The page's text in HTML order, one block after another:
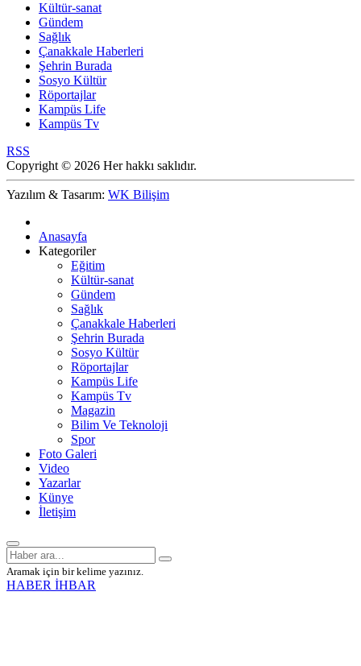
Kültür-sanat
Gündem
Sağlık
Çanakkale Haberleri
Şehrin Burada
Sosyo Kültür
Röportajlar
Kampüs Life
Kampüs Tv
RSS
Copyright © 2026 Her hakkı saklıdır.
Yazılım & Tasarım: WK Bilişim
Anasayfa
Kategoriler
Eğitim
Kültür-sanat
Gündem
Sağlık
Çanakkale Haberleri
Şehrin Burada
Sosyo Kültür
Röportajlar
Kampüs Life
Kampüs Tv
Magazin
Bilim Ve Teknoloji
Spor
Foto Galeri
Video
Yazarlar
Künye
İletişim
Aramak için bir kelime yazınız.
HABER İHBAR